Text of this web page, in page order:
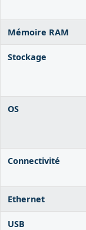
Mémoire RAM
Stockage
OS
Connectivité
Ethernet
USB